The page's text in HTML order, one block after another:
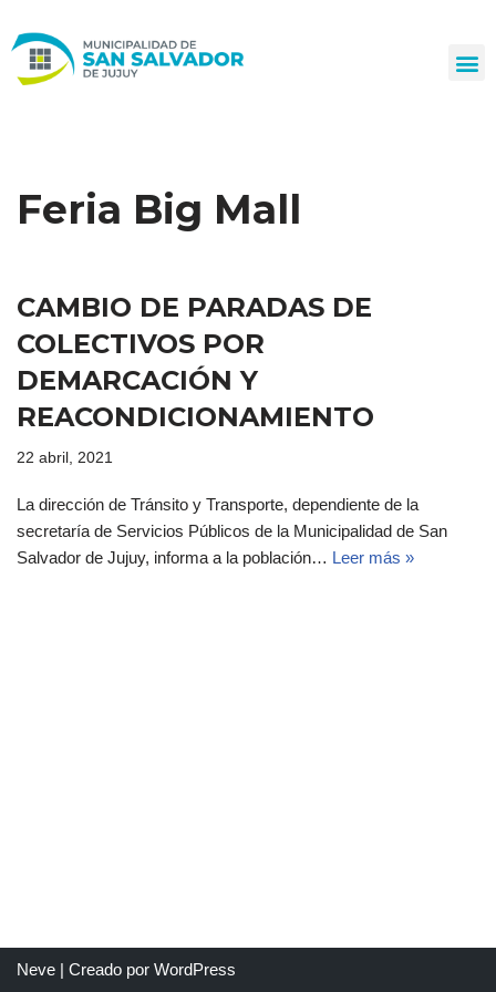
al
Feria Big Mall
CAMBIO DE PARADAS DE
COLECTIVOS POR
DEMARCACIÓN Y
REACONDICIONAMIENTO
22 abril, 2021
La dirección de Tránsito y Transporte, dependiente de la
secretaría de Servicios Públicos de la Municipalidad de San
Salvador de Jujuy, informa a la población… Leer más »
Neve | Creado por WordPress